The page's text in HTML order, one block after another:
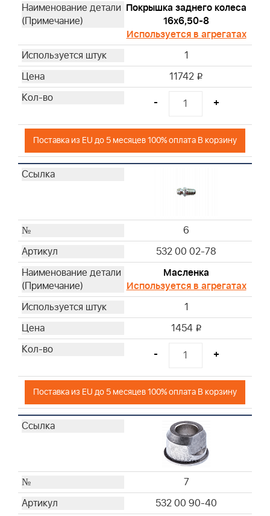
Покрышка заднего колеса
16x6,50-8
Используется в агрегатах
1
11742 i
- +
Поставка из EU до 5 месяцев 100% оплата В корзину
6
532 00 02-78
Масленка
Используется в агрегатах
1
1454 i
- +
Поставка из EU до 5 месяцев 100% оплата В корзину
7
532 00 90-40